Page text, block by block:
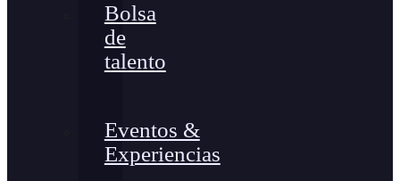
Bolsa
de
talento
Eventos &
Experiencias